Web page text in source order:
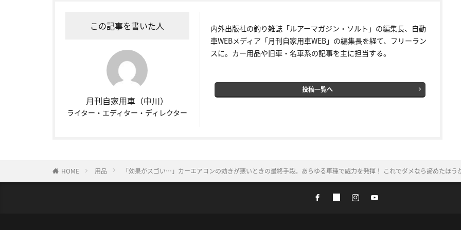
この記事を書いた人
月刊自家用車（中川）
ライター・エディター・ディレクター
内外出版社の釣り雑誌「ルアーマガジン・ソルト」の編集長、自動
車WEBメディア「月刊自家用車WEB」の編集長を経て、フリーラン
スに。カー用品や旧車・名車系の記事を主に担当する。
投稿一覧へ
HOME 用品 「効果がスゴい…」カーエアコンの効きが悪いときの最終手段。あらゆる車種で威力を発揮！ これでダメなら諦めたほう